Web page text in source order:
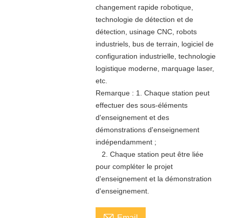
changement rapide robotique,
technologie de détection et de
détection, usinage CNC, robots
industriels, bus de terrain, logiciel de
configuration industrielle, technologie
logistique moderne, marquage laser,
etc.
Remarque : 1. Chaque station peut
effectuer des sous-éléments
d'enseignement et des
démonstrations d'enseignement
indépendamment ;
2. Chaque station peut être liée
pour compléter le projet
d'enseignement et la démonstration
d'enseignement.